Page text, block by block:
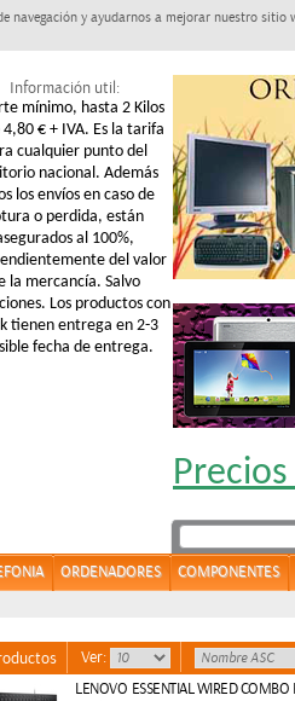
navegación y ayudarnos a mejorar nuestro
Información util:
mínimo, hasta 2 Kilos
4,80 € + IVA. Es la tarifa
cualquier punto del
nacional. Además
los envíos en caso de
o perdida, están
al 100%,
del valor
la mercancía. Salvo
Los productos con
tienen entrega en 2-3
fecha de entrega.
ORDENADORES COMPONENTES
Ver:
LENOVO ESSENTIAL WIRED